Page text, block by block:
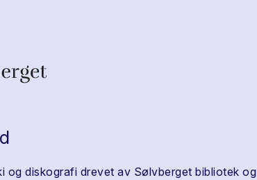
og diskografi drevet av Sølvberget bibliotek og